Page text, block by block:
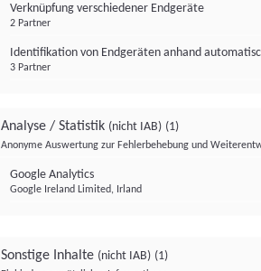
Verknüpfung verschiedener Endgeräte
2 Partner
Identifikation von Endgeräten anhand
3 Partner
Analyse / Statistik (nicht IAB) (1)
Anonyme Auswertung zur Fehlerbehebung und
Google Analytics
Google Ireland Limited, Irland
Sonstige Inhalte (nicht IAB) (1)